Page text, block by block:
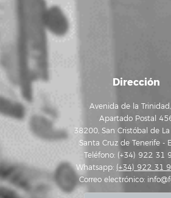
Dirección
Avenida de la
Apartado Postal
38200, San Cristóbal de
Santa Cruz de Tenerife -
Teléfono: (+34) 922 31
Whatsapp: (+34) 922 31
Correo electrónico: